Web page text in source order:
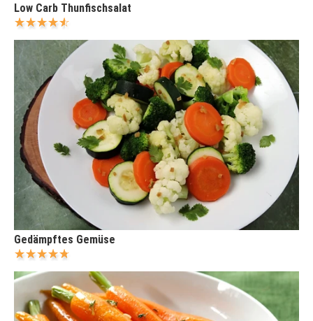
Low Carb Thunfischsalat
Gedämpftes Gemüse